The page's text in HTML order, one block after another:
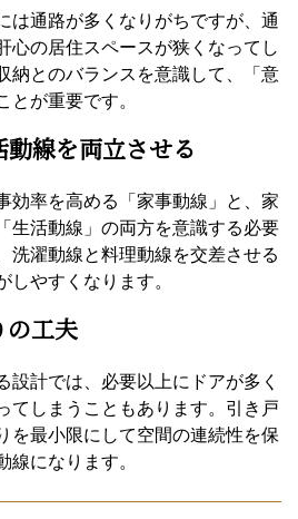
は通路が多くなりがちですが、通
心の居住スペースが狭くなってし
納とのバランスを意識して、「意
とが重要です。
線を両立させる
効率を高める「家事動線」と、家
生活動線」の両方を意識する必要
洗濯動線と料理動線を交差させる
しやすくなります。
の工夫
設計では、必要以上にドアが多く
てしまうこともあります。引き戸
を最小限にして空間の連続性を保
線になります。